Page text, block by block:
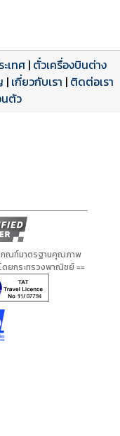
เต็ม
เทศ| ตั๋วเครื่องบินต่าง
| เกี่ยวกับเรา | ติดต่อเรา
ตัว
เกณฑ์มาตรฐานคุณภาพ
ดยกระทรวงพาณิชย์ ==